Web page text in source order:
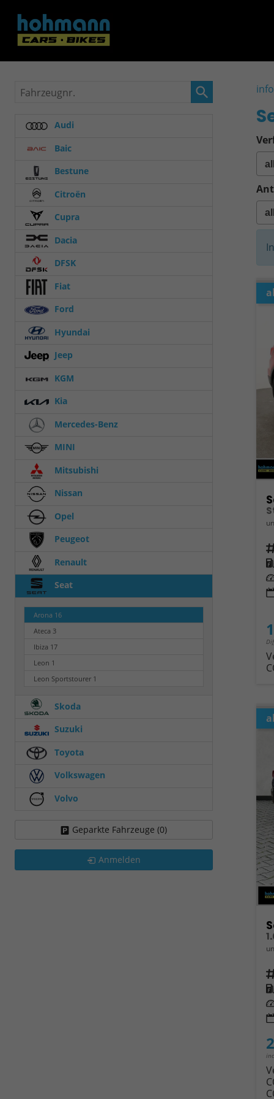
info
Fahrzeugnr.
Audi
Baic
Bestune
Citroën
Cupra
Dacia
DFSK
Fiat
Ford
Hyundai
Jeep
KGM
Kia
Mercedes-Benz
MINI
Mitsubishi
Nissan
Opel
Peugeot
Renault
Seat
Arona 16
Ateca 3
Ibiza 17
Leon 1
Leon Sportstourer 1
Skoda
Suzuki
Toyota
Volkswagen
Volvo
Geparkte Fahrzeuge (0)
Anmelden